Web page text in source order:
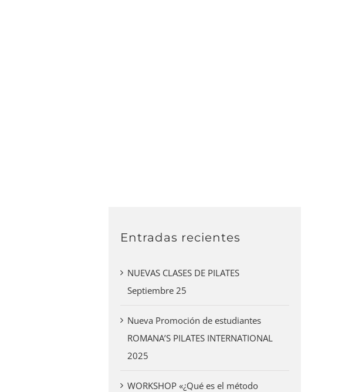
Entradas recientes
NUEVAS CLASES DE PILATES
Septiembre 25
Nueva Promoción de estudiantes
ROMANA’S PILATES INTERNATIONAL
2025
WORKSHOP «¿Qué es el método